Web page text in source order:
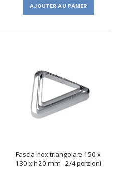
AJOUTER AU PANIER
Fascia inox triangolare 150 x
130 x h 20 mm - 2/4 porzioni